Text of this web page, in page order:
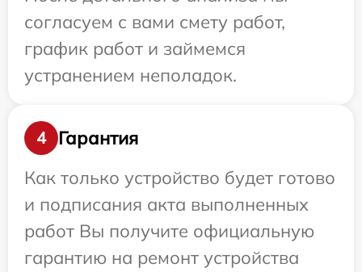
согласуем с вами смету работ,
график работ и займемся
устранением неполадок.
4
Гарантия
Как только устройство будет готово
и подписания акта выполненных
работ Вы получите официальную
гарантию на ремонт устройства